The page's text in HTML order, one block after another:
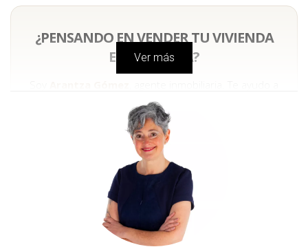
¿PENSANDO EN VENDER TU VIVIENDA
EN NAVARRA?
vender con una estrategia clara, datos reales y
acompañamiento profesional desde el primer paso.
Hablar con Arantza por WhatsApp
INTRODUCCIÓN
Ver más